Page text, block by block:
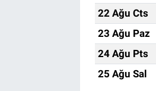
22 Ağu Cts
23 Ağu Paz
24 Ağu Pts
25 Ağu Sal